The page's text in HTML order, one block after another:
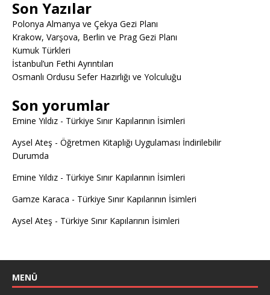
Son Yazılar
Polonya Almanya ve Çekya Gezi Planı
Krakow, Varşova, Berlin ve Prag Gezi Planı
Kumuk Türkleri
İstanbul’un Fethi Ayrıntıları
Osmanlı Ordusu Sefer Hazırlığı ve Yolculuğu
Son yorumlar
Emine Yıldız - Türkiye Sınır Kapılarının İsimleri
Aysel Ateş - Öğretmen Kitaplığı Uygulaması İndirilebilir
Durumda
Emine Yıldız - Türkiye Sınır Kapılarının İsimleri
Gamze Karaca - Türkiye Sınır Kapılarının İsimleri
Aysel Ateş - Türkiye Sınır Kapılarının İsimleri
MENÜ